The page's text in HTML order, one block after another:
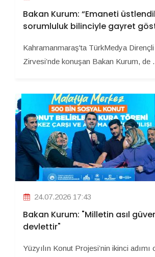
Bakan Kurum: “Emaneti
sorumluluk bilinciyle gayret
Kahramanmaraş'ta TürkMedya
Zirvesi’nde konuşan Bakan Kurum, de
24.07.2026 17:43
Bakan Kurum: "Milletin asıl
devlettir"
Yüzyılın Konut Projesi’nin ikinci adımı